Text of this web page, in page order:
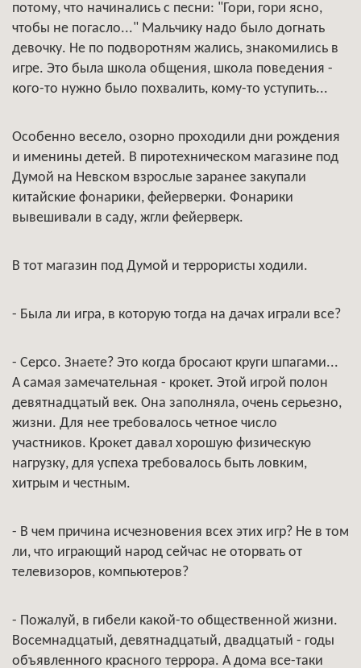
потому, что начинались с песни: "Гори, гори ясно,
чтобы не погасло..." Мальчику надо было догнать
девочку. Не по подворотням жались, знакомились в
игре. Это была школа общения, школа поведения -
кого-то нужно было похвалить, кому-то уступить...
Особенно весело, озорно проходили дни рождения
и именины детей. В пиротехническом магазине под
Думой на Невском взрослые заранее закупали
китайские фонарики, фейерверки. Фонарики
вывешивали в саду, жгли фейерверк.
В тот магазин под Думой и террористы ходили.
- Была ли игра, в которую тогда на дачах играли все?
- Серсо. Знаете? Это когда бросают круги шпагами...
А самая замечательная - крокет. Этой игрой полон
девятнадцатый век. Она заполняла, очень серьезно,
жизни. Для нее требовалось четное число
участников. Крокет давал хорошую физическую
нагрузку, для успеха требовалось быть ловким,
хитрым и честным.
- В чем причина исчезновения всех этих игр? Не в том
ли, что играющий народ сейчас не оторвать от
телевизоров, компьютеров?
- Пожалуй, в гибели какой-то общественной жизни.
Восемнадцатый, девятнадцатый, двадцатый - годы
объявленного красного террора. А дома все-таки